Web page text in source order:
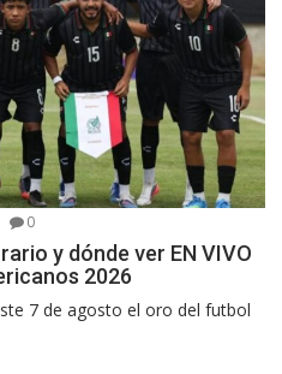
0
y dónde ver EN VIVO
2026
7 de agosto el oro del futbol